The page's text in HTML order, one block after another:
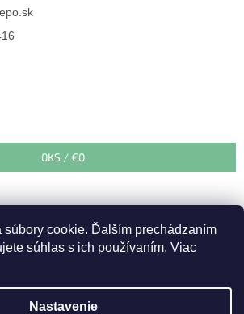
súbory cookie. Ďalším prechádzaním
súhlas s ich používaním. Viac
Nastavenie
0KS / €0
Vytvoril Shoptet &